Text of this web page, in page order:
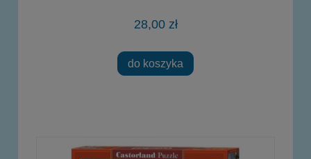
28,00 zł
do koszyka